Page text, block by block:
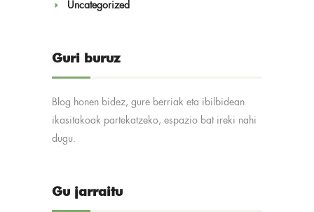
Uncategorized
Guri buruz
Blog honen bidez, gure berriak eta ibilbidean
ikasitakoak partekatzeko, espazio bat ireki nahi
dugu.
Gu jarraitu